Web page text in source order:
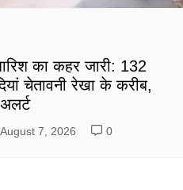
का कहर जारी: 132
चेतावनी रेखा के करीब,
August 7, 2026 0